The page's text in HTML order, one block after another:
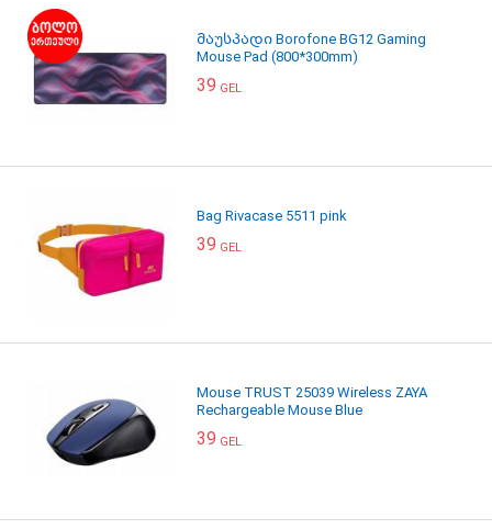
მაუსპადი Borofone BG12 Gaming
Mouse Pad (800*300mm)
39 GEL
Bag Rivacase 5511 pink
39 GEL
Mouse TRUST 25039 Wireless ZAYA
Rechargeable Mouse Blue
39 GEL